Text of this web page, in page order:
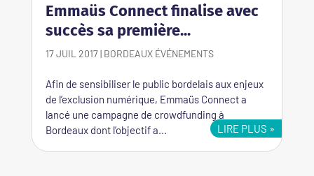
Emmaüs Connect finalise avec
succès sa première...
17 JUIL 2017| BORDEAUX ÉVÉNEMENTS
Afin de sensibiliser le public bordelais aux enjeux
de l’exclusion numérique, Emmaüs Connect a
lancé une campagne de crowdfunding à
Bordeaux dont l’objectif a...
LIRE PLUS